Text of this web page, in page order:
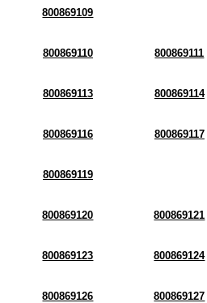
800869109
800869110 800869111
800869113 800869114
800869116 800869117
800869119
800869120 800869121
800869123 800869124
800869126 800869127